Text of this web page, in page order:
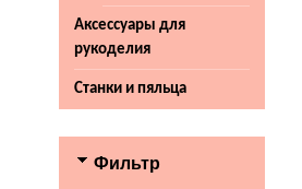
Аксессуары для
рукоделия
Станки и пяльца
Фильтр